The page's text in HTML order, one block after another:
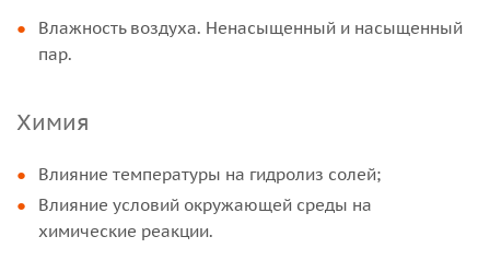
Влажность воздуха. Ненасыщенный и насыщенный
пар.
Химия
Влияние температуры на гидролиз солей;
Влияние условий окружающей среды на
химические реакции.